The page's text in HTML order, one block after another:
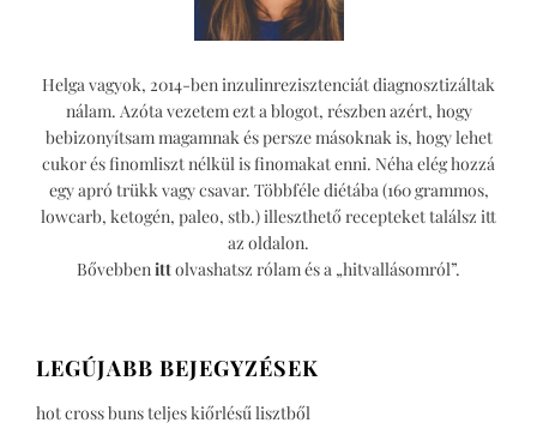
Helga vagyok, 2014-ben inzulinrezisztenciát diagnosztizáltak
nálam. Azóta vezetem ezt a blogot, részben azért, hogy
bebizonyítsam magamnak és persze másoknak is, hogy lehet
cukor és finomliszt nélkül is finomakat enni. Néha elég hozzá
egy apró trükk vagy csavar. Többféle diétába (160 grammos,
lowcarb, ketogén, paleo, stb.) illeszthető recepteket találsz itt
az oldalon.
Bővebben ittolvashatsz rólam és a „hitvallásomról”.
LEGÚJABB BEJEGYZÉSEK
hot cross buns teljes kiőrlésű lisztből